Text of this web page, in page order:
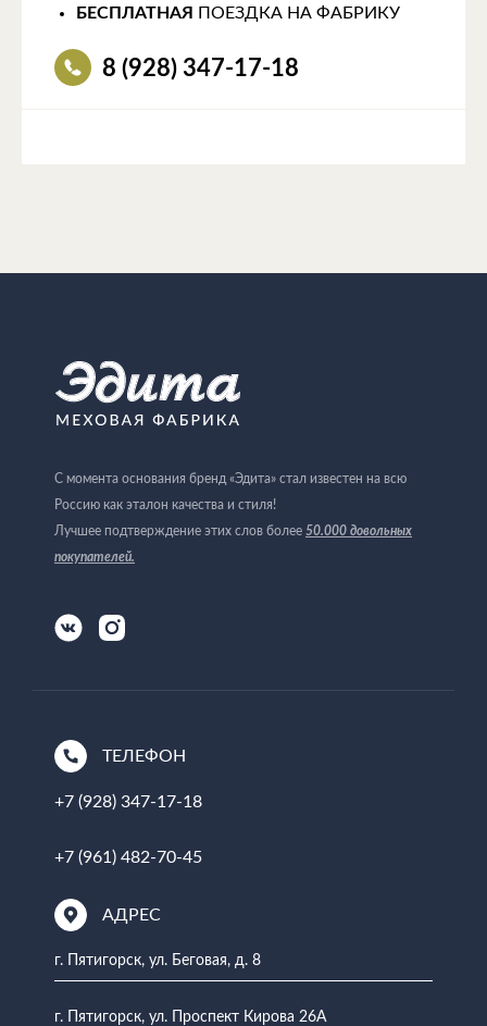
БЕСПЛАТНАЯ
ПОЕЗДКА НА ФАБРИКУ
8 (928) 347-17-18
С момента основания бренд «Эдита» стал известен на всю
Россию как эталон качества и стиля!
Лучшее подтверждение этих слов более 50.000 довольных
покупателей.
ТЕЛЕФОН
+7 (928) 347-17-18
+7 (961) 482-70-45
АДРЕС
г. Пятигорск, ул. Беговая, д. 8
г. Пятигорск, ул. Проспект Кирова 26А